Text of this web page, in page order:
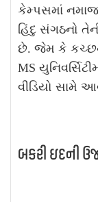
કેમ્પસમાં નમાજ
હિંદુ સંગઠનો
છે. જેમ કે
MS
વીડિયો સામે
બકરી ઇદની